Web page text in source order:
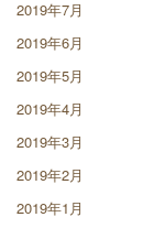
2019年7月
2019年6月
2019年5月
2019年4月
2019年3月
2019年2月
2019年1月